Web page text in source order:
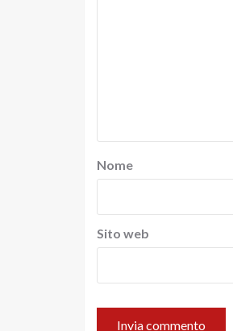
Nome
Sito web